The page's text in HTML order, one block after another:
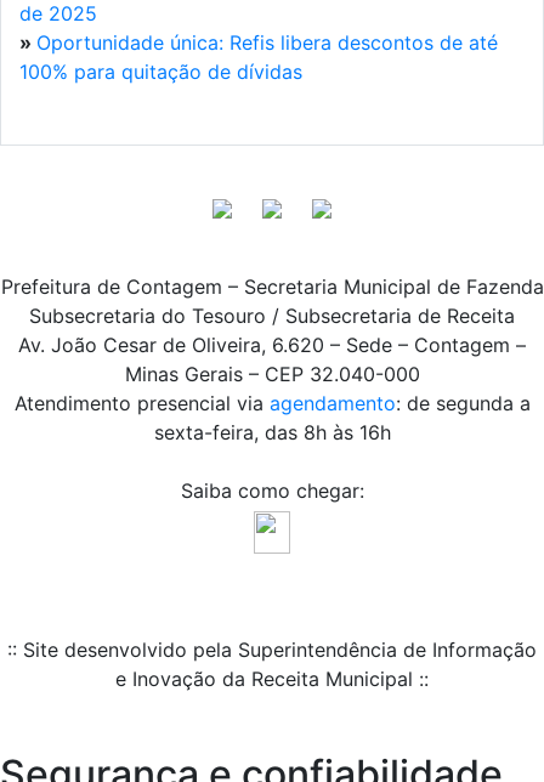
de 2025
» Oportunidade única: Refis libera descontos de até
100% para quitação de dívidas
Prefeitura de Contagem – Secretaria Municipal de Fazenda
Subsecretaria do Tesouro / Subsecretaria de Receita
Av. João Cesar de Oliveira, 6.620 – Sede – Contagem –
Minas Gerais – CEP 32.040-000
Atendimento presencial via agendamento: de segunda a
sexta-feira, das 8h às 16h
Saiba como chegar:
:: Site desenvolvido pela Superintendência de Informação
e Inovação da Receita Municipal ::